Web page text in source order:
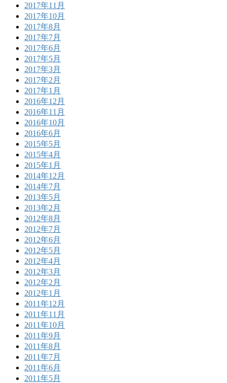
2017年11月
2017年10月
2017年8月
2017年7月
2017年6月
2017年5月
2017年3月
2017年2月
2017年1月
2016年12月
2016年11月
2016年10月
2016年6月
2015年5月
2015年4月
2015年1月
2014年12月
2014年7月
2013年5月
2013年2月
2012年8月
2012年7月
2012年6月
2012年5月
2012年4月
2012年3月
2012年2月
2012年1月
2011年12月
2011年11月
2011年10月
2011年9月
2011年8月
2011年7月
2011年6月
2011年5月